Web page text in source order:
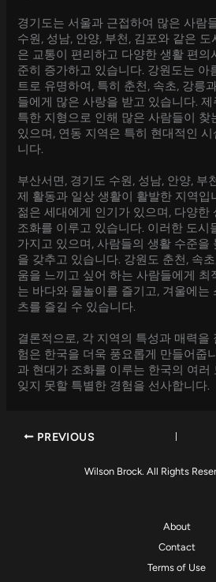
경기도는 서울과 근접하여 많은 사람
수원, 성남, 안양, 부천, 김포와 같은
은 교통이 편리하고 다양한 생활 편의
준히 증가하고 있습니다. 강원도는 아
트로 유명하여, 특히 춘천, 속초, 강릉
들에게 많은 사랑을 받고 있습니다.
특한 지형으로 인해 많은 사람들이 찾
있으며, 연동 지역은 특히 현대적인
니다.
부산서면, 경기도 수원, 성남, 안양, 부
제 활동과 일상 생활이 활발한 지역입
젊은 세대에게 인기가 있으며, 다양한
조화를 이루고 있습니다. 이러한 도시
가지고 있으며, 사람들의 생활 수준을
을 갖추고 있습니다. 강원도 춘천, 속
움을 느끼고 싶어 하는 사람들에게 최
는 바다와 물놀이를 즐기고, 겨울에는
츠를 즐길 수 있습니다.
결론적으로, 각 지역의 특성과 매력을
험은 한국을 더욱 풍요롭게 만들어줍
과 현대가 조화를 이루는 한국의 여러
잊지 못할 특별한 경험을 선사합니다.
PREVIOUS
Wilson Brock. All Rights
About
Contact
Terms of Use